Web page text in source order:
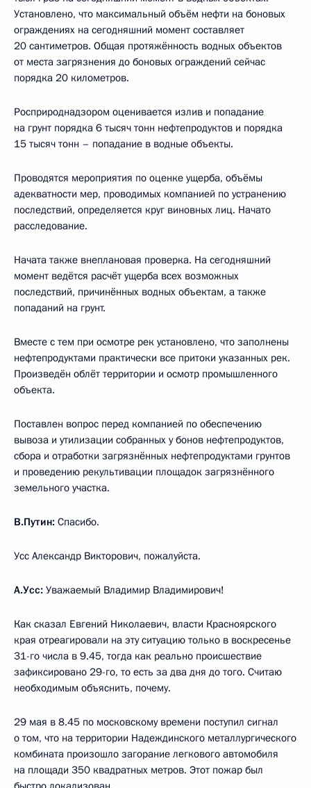
Установлено, что максимальный объём нефти на боновых
ограждениях на сегодняшний момент составляет
20 сантиметров. Общая протяжённость водных объектов
от места загрязнения до боновых ограждений сейчас
порядка 20 километров.
Росприроднадзором оценивается излив и попадание
на грунт порядка 6 тысяч тонн нефтепродуктов и порядка
15 тысяч тонн – попадание в водные объекты.
Проводятся мероприятия по оценке ущерба, объёмы
адекватности мер, проводимых компанией по устранению
последствий, определяется круг виновных лиц. Начато
расследование.
Начата также внеплановая проверка. На сегодняшний
момент ведётся расчёт ущерба всех возможных
последствий, причинённых водных объектам, а также
попаданий на грунт.
Вместе с тем при осмотре рек установлено, что заполнены
нефтепродуктами практически все притоки указанных рек.
Произведён облёт территории и осмотр промышленного
объекта.
Поставлен вопрос перед компанией по обеспечению
вывоза и утилизации собранных у бонов нефтепродуктов,
сбора и отработки загрязнённых нефтепродуктами грунтов
и проведению рекультивации площадок загрязнённого
земельного участка.
В.Путин: Спасибо.
Усс Александр Викторович, пожалуйста.
А.Усс: Уважаемый Владимир Владимирович!
Как сказал Евгений Николаевич, власти Красноярского
края отреагировали на эту ситуацию только в воскресенье
31-го числа в 9.45, тогда как реально происшествие
зафиксировано 29-го, то есть за два дня до того. Считаю
необходимым объяснить, почему.
29 мая в 8.45 по московскому времени поступил сигнал
о том, что на территории Надеждинского металлургического
комбината произошло загорание легкового автомобиля
на площади 350 квадратных метров. Этот пожар был